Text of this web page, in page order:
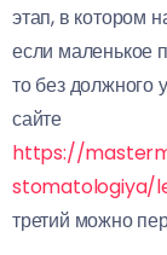
этап, в котором
если маленькое
то без должного
сайте
https://
stomatologiya/
третий можно